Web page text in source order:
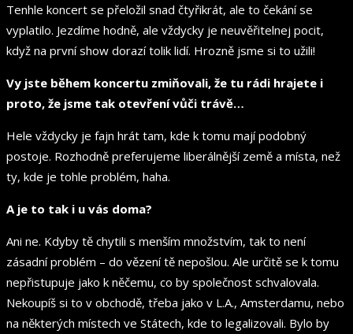
Tenhle koncert se přeložil snad čtyřikrát, ale to čekání se
vyplatilo. Jezdíme hodně, ale vždycky je neuvěřitelnej pocit,
když na první show dorazí tolik lidí. Hrozně jsme si to užili!
Vy jste během koncertu zmiňovali, že tu rádi hrajete i
proto, že jsme tak otevření vůči trávě…
Hele vždycky je fajn hrát tam, kde k tomu mají podobný
postoje. Rozhodně preferujeme liberálnější země a místa, než
ty, kde je tohle problém, haha.
A je to tak i u vás doma?
Ani ne. Kdyby tě chytili s menším množstvím, tak to není
zásadní problém – do vězení tě nepošlou. Ale určitě se k tomu
nepřistupuje jako k něčemu, co by společnost schvalovala.
Nekoupíš si to v obchodě, třeba jako v L.A., Amsterdamu, nebo
na některých místech ve Státech, kde to legalizovali. Bylo by